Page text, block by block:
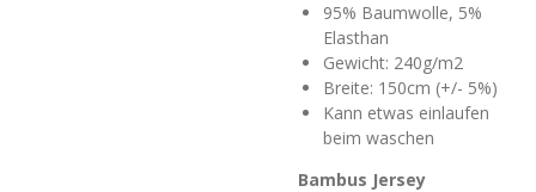
95% Baumwolle, 5%
Elasthan
Gewicht: 240g/m2
Breite: 150cm (+/- 5%)
Kann etwas einlaufen
beim waschen
Bambus Jersey